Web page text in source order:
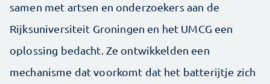
samen met artsen en onderzoekers aan de
Rijksuniversiteit Groningen en het UMCG een
oplossing bedacht. Ze ontwikkelden een
mechanisme dat voorkomt dat het batterijtje zich